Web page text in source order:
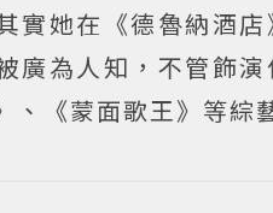
實她在《德魯納酒
廣為人知，不管飾
《蒙面歌王》等綜